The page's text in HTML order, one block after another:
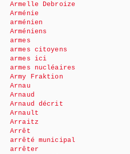
Armelle Debroize
Arménie
arménien
Arméniens
armes
armes citoyens
armes ici
armes nucléaires
Army Fraktion
Arnau
Arnaud
Arnaud décrit
Arnault
Arraitz
Arrêt
arrêté municipal
arrêter